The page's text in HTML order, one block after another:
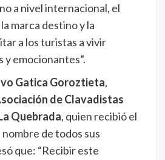
a nivel internacional, el
marca destino y la
a los turistas a vivir
y emocionantes”.
Gatica Goroztieta,
de Clavadistas
Quebrada, quien recibió el
de todos sus
que: “Recibir este